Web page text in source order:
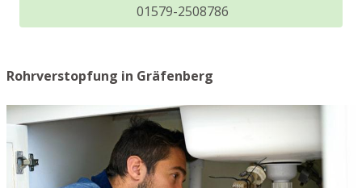
01579-2508786
Rohrverstopfung in Gräfenberg